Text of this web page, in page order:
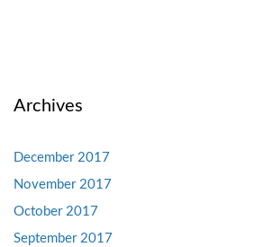
Archives
December 2017
November 2017
October 2017
September 2017